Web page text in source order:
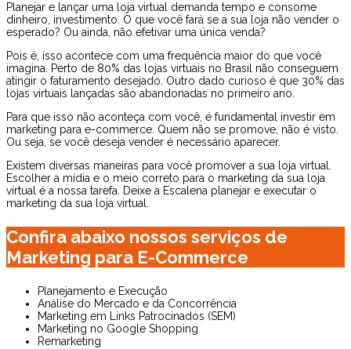
Planejar e lançar uma loja virtual demanda tempo e consome
dinheiro, investimento. O que você fará se a sua loja não vender o
esperado? Ou ainda, não efetivar uma única venda?
Pois é, isso acontece com uma frequência maior do que você
imagina. Perto de 80% das lojas virtuais no Brasil não conseguem
atingir o faturamento desejado. Outro dado curioso é que 30% das
lojas virtuais lançadas são abandonadas no primeiro ano.
Para que isso não aconteça com você, é fundamental investir em
marketing para e-commerce. Quem não se promove, não é visto.
Ou seja, se você deseja vender é necessário aparecer.
Existem diversas maneiras para você promover a sua loja virtual.
Escolher a mídia e o meio correto para o marketing da sua loja
virtual é a nossa tarefa. Deixe a Escalena planejar e executar o
marketing da sua loja virtual.
Confira abaixo nossos serviços de
Marketing para E-Commerce
Planejamento e Execução
Análise do Mercado e da Concorrência
Marketing em Links Patrocinados (SEM)
Marketing no Google Shopping
Remarketing